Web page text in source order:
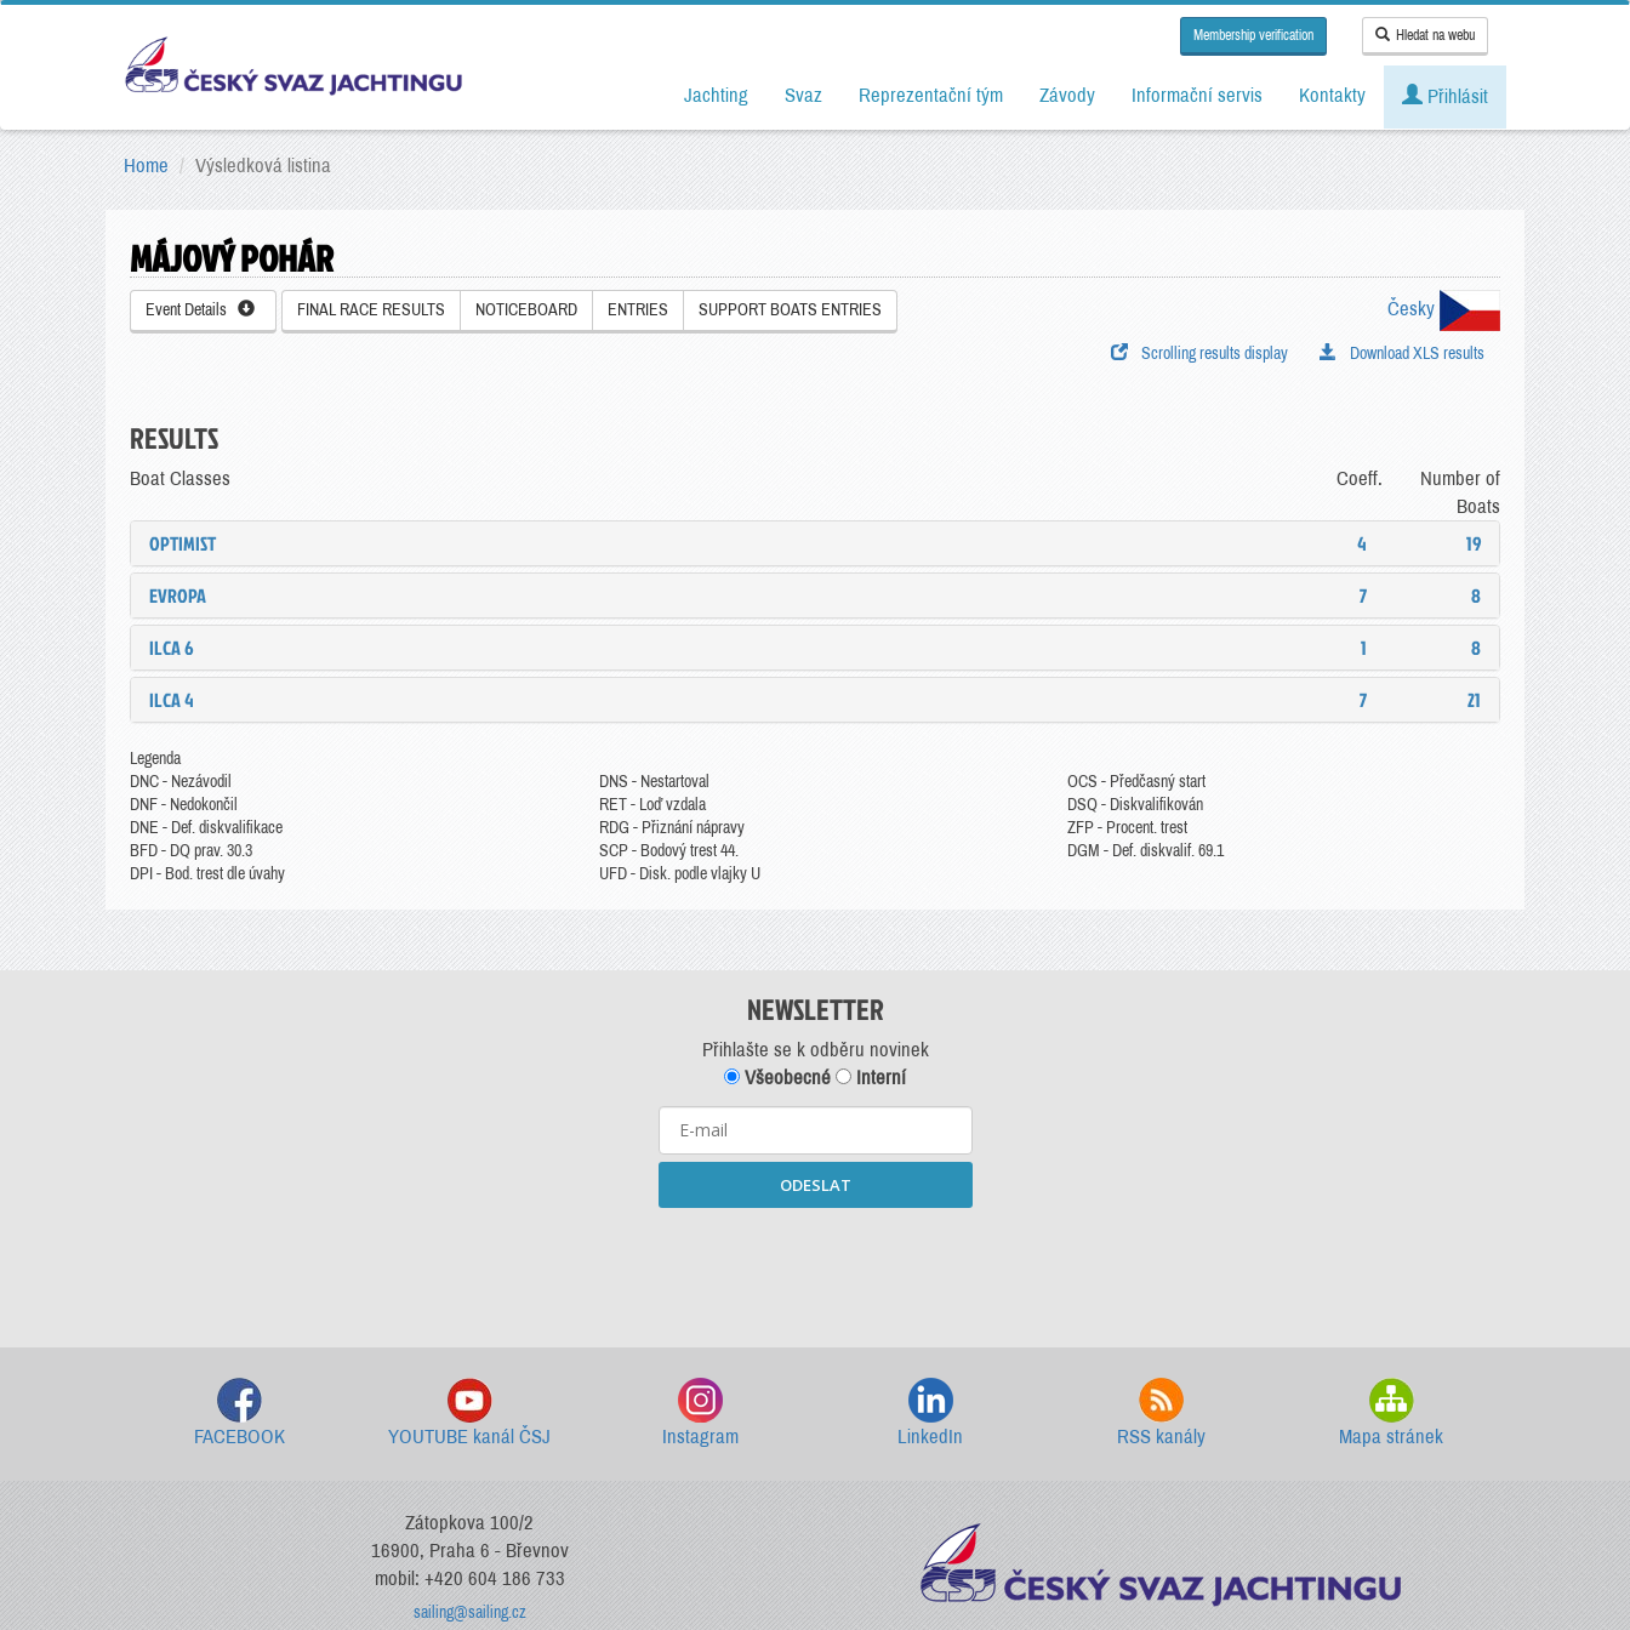
Membership verification Hledat na webu
Jachting Svaz Reprezentační tým Závody Informační servis Kontakty Přihlásit
Home Výsledková listina
MÁJOVÝ POHÁR
Event Details FINAL RACE RESULTS NOTICEBOARD ENTRIES SUPPORT BOATS ENTRIES Česky
Download XLS results
Scrolling results display
RESULTS
Boat Classes Coeff.
Number of
Boats
OPTIMIST 4
19
EVROPA
7
8
ILCA 6
1
8
ILCA 4
7 21
Legenda
DNC - Nezávodil
DNF - Nedokončil
DNE - Def. diskvalifikace
BFD - DQ prav. 30.3
DPI - Bod. trest dle úvahy
DNS - Nestartoval
RET - Loď vzdala
RDG - Přiznání nápravy
SCP - Bodový trest 44.
UFD - Disk. podle vlajky U
OCS - Předčasný start
DSQ - Diskvalifikován
ZFP - Procent. trest
DGM - Def. diskvalif. 69.1
NEWSLETTER
Přihlašte se k odběru novinek
Všeobecné
Interní
ODESLAT
FACEBOOK YOUTUBE kanál ČSJ Instagram LinkedIn RSS kanály Mapa stránek
Zátopkova 100/2
16900, Praha 6 - Břevnov
mobil: +420 604 186 733
sailing@sailing.cz